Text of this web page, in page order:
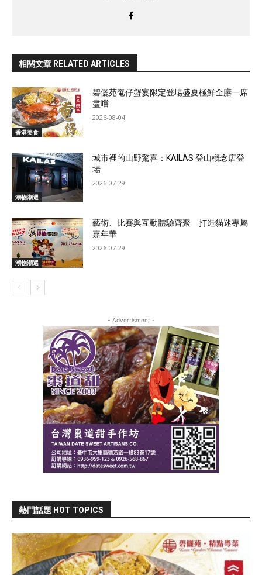
相關文章 RELATED ARTICLES
香港美食
碧儷苑奄仔蟹宴限定登場盛夏極鮮全膳一席
盡嚐
2026-08-04
潮物潮選
城市裡的山野驚喜：KAILAS 登山概念店登
場
2026-07-29
潮物潮選
藝術、比賽與互動體驗齊聚 打造貓迷專屬
嘉年華
2026-07-29
- Advertisment -
熱門話題 HOT TOPICS